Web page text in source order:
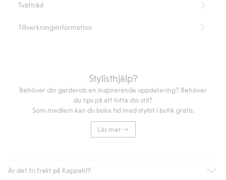
Tvättråd
Tillverkningsinformation
Stylisthjälp?
Behöver din garderob en inspirerande uppdatering? Behöver
du tips på att hitta din stil?
Som medlem kan du boka tid med stylist i butik gratis.
Läs mer
Är det fri frakt på Kappahl?